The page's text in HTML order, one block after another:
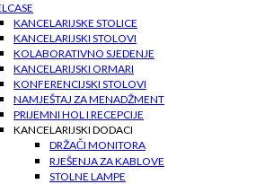
KANCELARIJSKE STOLICE
KANCELARIJSKI STOLOVI
KOLABORATIVNO SJEDENJE
KANCELARIJSKI ORMARI
KONFERENCIJSKI STOLOVI
NAMJEŠTAJ ZA MENADŽMENT
PRIJEMNI HOL I RECEPCIJE
KANCELARIJSKI DODACI
DRŽAČI MONITORA
RJEŠENJA ZA KABLOVE
STOLNE LAMPE